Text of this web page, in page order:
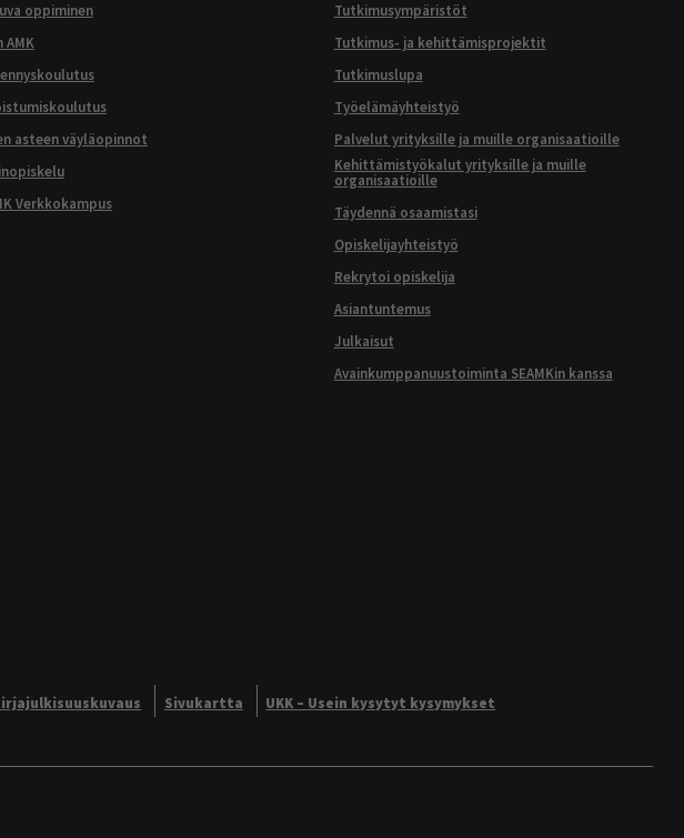
oppiminen
AMK
asteen väyläopinnot
Verkkokampus
Tutkimusympäristöt
Tutkimus- ja kehittämisprojektit
Tutkimuslupa
Työelämäyhteistyö
Palvelut yrityksille ja muille organisaatioille
Kehittämistyökalut yrityksille ja muille
organisaatioille
Täydennä osaamistasi
Opiskelijayhteistyö
Rekrytoi opiskelija
Asiantuntemus
Julkaisut
Avainkumppanuustoiminta SEAMKin kanssa
Sivukartta UKK – Usein kysytyt kysymykset